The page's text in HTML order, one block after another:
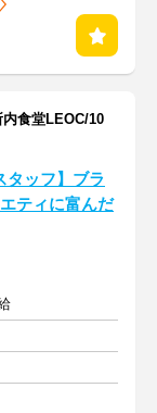
食堂LEOC/10
タッフ】ブラ
ティに富んだ